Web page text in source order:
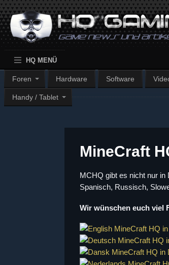
HQ MENÜ
Foren Hardware Software
Handy / Tablet
MineCraft
MCHQ gibt es nicht nur
Spanisch, Russisch,
Wir wünschen euch viel
MineCraft HQ
MineCraft HQ
MineCraft HQ in